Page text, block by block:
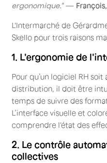
ergonomique."—
L'Intermarché de
Skello pour trois raisons
1. L'ergonomie de
Pour qu’un logiciel RH
distribution, il doit être
temps de suivre des
L’interface visuelle et
comprendre l'état des
2. Le contrôle
collectives